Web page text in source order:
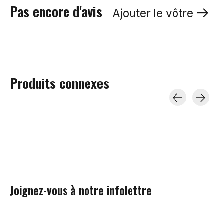
Pas encore d'avis Ajouter le vôtre
Produits connexes
Joignez-vous à notre infolettre